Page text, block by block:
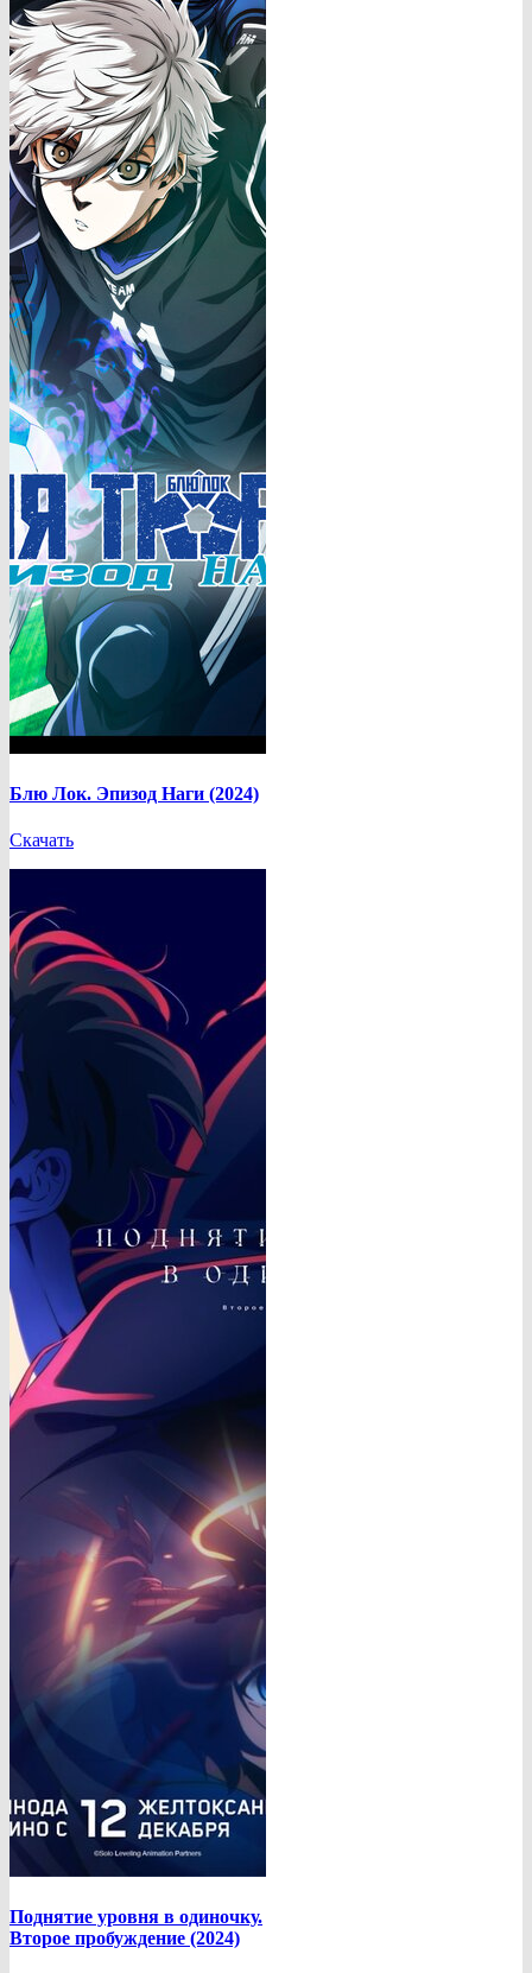
Блю Лок. Эпизод Наги (2024)
Скачать
Поднятие уровня в одиночку.
Второе пробуждение (2024)